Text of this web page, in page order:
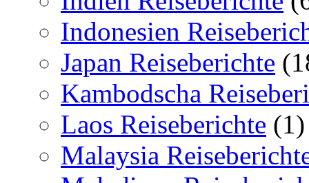
Indonesien
Japan Reiseberichte
Kambodscha
Laos Reiseberichte (1)
Malaysia